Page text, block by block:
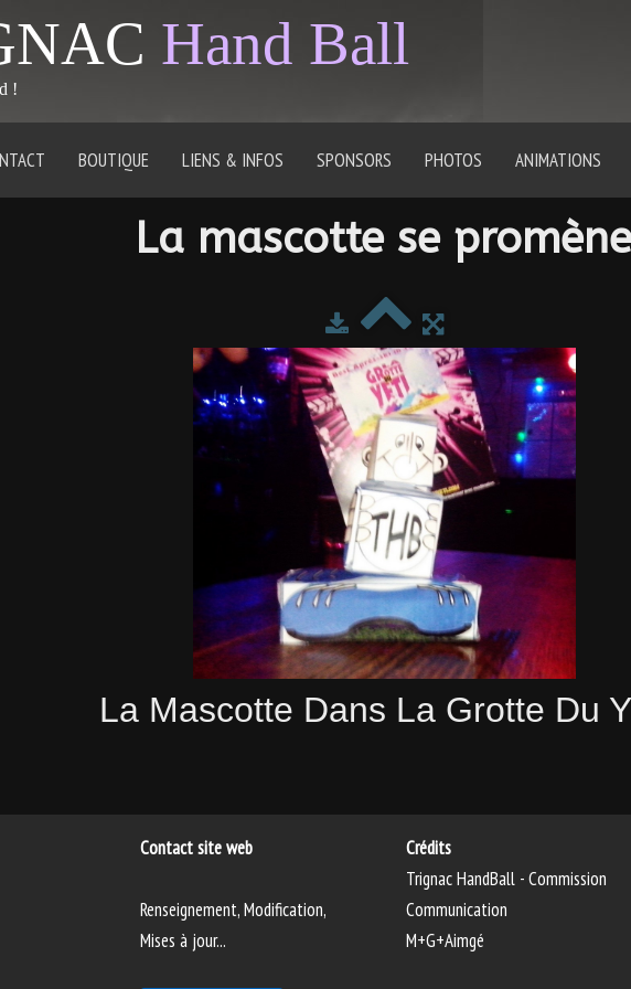
Hand Ball
!
BOUTIQUE LIENS & INFOS SPONSORS PHOTOS ANIMATIONS
La mascotte se promène
La Mascotte Dans La Grotte Du
Contact site web
Renseignement, Modification,
Mises à jour...
Crédits
Trignac HandBall - Commission
Communication
M+G+Aimgé